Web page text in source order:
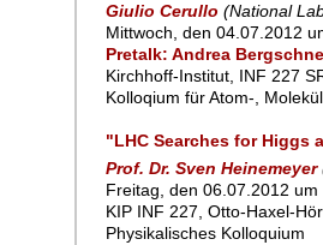
Giulio Cerullo (National
Mittwoch, den 04.07.2012
Pretalk: Andrea
Kirchhoff-Institut, INF 227
Kolloqium für Atom-,
"LHC Searches for Higgs
Prof. Dr. Sven Heinemeyer
Freitag, den 06.07.2012
KIP INF 227, Otto-Haxel-
Physikalisches Kolloquium